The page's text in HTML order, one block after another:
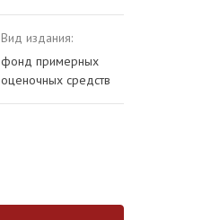
Вид издания:
фонд примерных
оценочных средств